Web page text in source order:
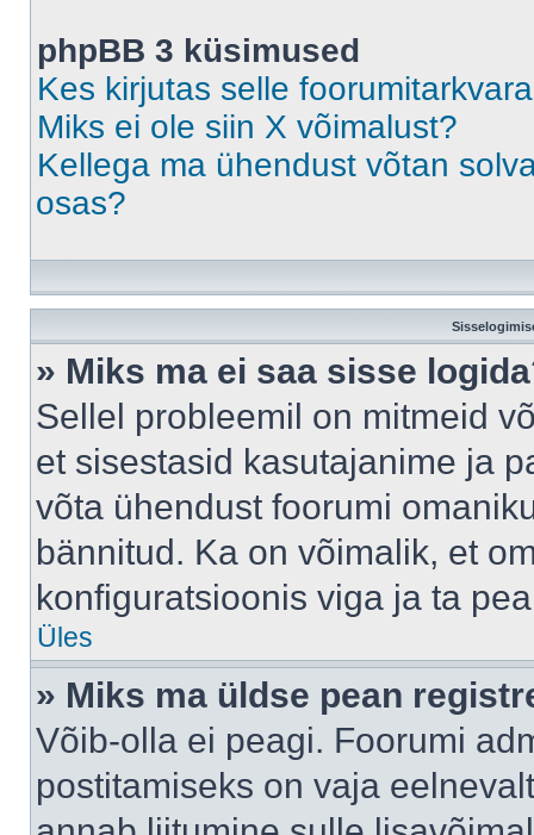
phpBB 3 küsimused
Kes kirjutas selle
Miks ei ole siin X võimalust?
Kellega ma ühendust võtan
osas?
» Miks ma ei saa sisse
Sellel probleemil on mitmeid
et sisestasid kasutajanime ja
võta ühendust foorumi
bännitud. Ka on võimalik, et
konfiguratsioonis viga ja ta
Üles
» Miks ma üldse pean
Võib-olla ei peagi. Foorumi
postitamiseks on vaja